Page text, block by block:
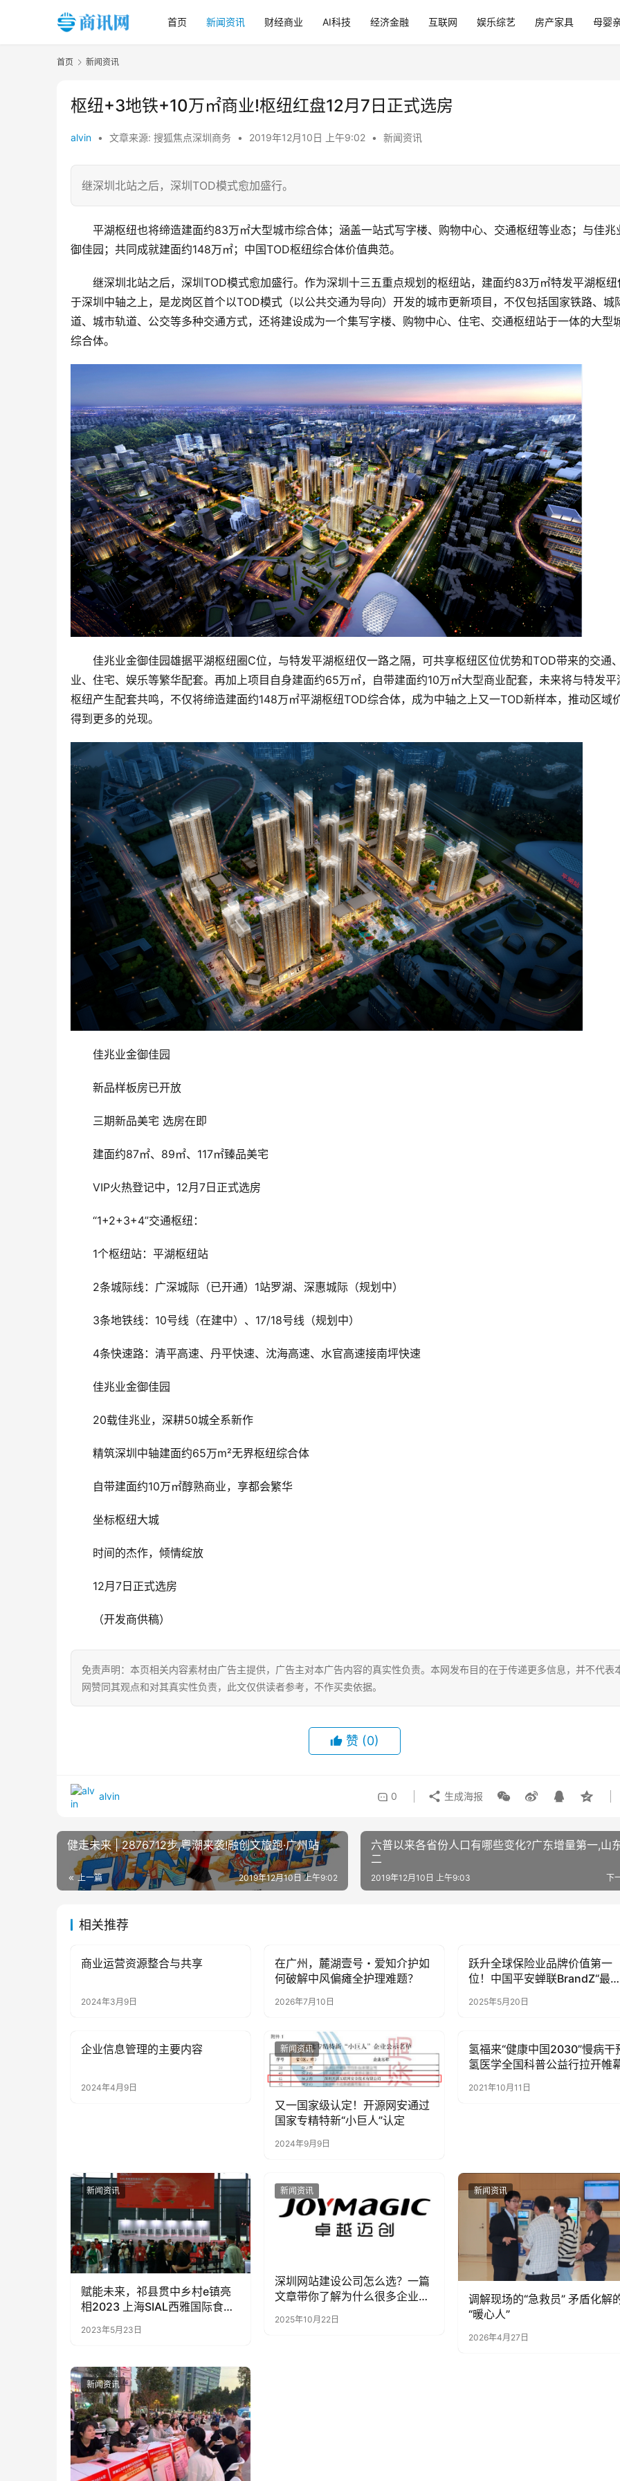
首页 新闻资讯 财经商业 AI科技 经济金融 互联网 娱乐综艺 房产家具 母婴
首页 新闻资讯
枢纽+3地铁+10万㎡商业!枢纽红盘12月7日正式选房
alvin • 文章来源: 搜狐焦点深圳商务 • 2019年12月10日 上午9:02 • 新闻资讯
继深圳北站之后，深圳TOD模式愈加盛行。
平湖枢纽也将缔造建面约83万㎡大型城市综合体；涵盖一站式写字楼、购物中心、交通枢纽等业态；与佳兆
御佳园；共同成就建面约148万㎡；中国TOD枢纽综合体价值典范。
继深圳北站之后，深圳TOD模式愈加盛行。作为深圳十三五重点规划的枢纽站，建面约83万㎡特发平湖枢纽
于深圳中轴之上，是龙岗区首个以TOD模式（以公共交通为导向）开发的城市更新项目，不仅包括国家铁路、城
道、城市轨道、公交等多种交通方式，还将建设成为一个集写字楼、购物中心、住宅、交通枢纽站于一体的大型
综合体。
佳兆业金御佳园雄据平湖枢纽圈C位，与特发平湖枢纽仅一路之隔，可共享枢纽区位优势和TOD带来的交通
业、住宅、娱乐等繁华配套。再加上项目自身建面约65万㎡，自带建面约10万㎡大型商业配套，未来将与特发平
枢纽产生配套共鸣，不仅将缔造建面约148万㎡平湖枢纽TOD综合体，成为中轴之上又一TOD新样本，推动区域
得到更多的兑现。
佳兆业金御佳园
新品样板房已开放
三期新品美宅 选房在即
建面约87㎡、89㎡、117㎡臻品美宅
VIP火热登记中，12月7日正式选房
“1+2+3+4”交通枢纽：
1个枢纽站：平湖枢纽站
2条城际线：广深城际（已开通）1站罗湖、深惠城际（规划中）
3条地铁线：10号线（在建中）、17/18号线（规划中）
4条快速路：清平高速、丹平快速、沈海高速、水官高速接南坪快速
佳兆业金御佳园
20载佳兆业，深耕50城全系新作
精筑深圳中轴建面约65万m²无界枢纽综合体
自带建面约10万㎡醇熟商业，享都会繁华
坐标枢纽大城
时间的杰作，倾情绽放
12月7日正式选房
（开发商供稿）
免责声明：本页相关内容素材由广告主提供，广告主对本广告内容的真实性负责。本网发布目的在于传递更多信息，并不代表
网赞同其观点和对其真实性负责，此文仅供读者参考，不作买卖依据。
赞 (0)
alvin 0 生成海报
健走未来 | 2876712步,粤潮来袭!融创文旅跑·广州站
上一篇 2019年12月10日 上午9:02
六普以来各省份人口有哪些变化?广东增量第一,山
二
下
2019年12月10日 上午9:03
相关推荐
新闻资讯
商业运营资源整合与共享
2024年3月9日
新闻资讯
在广州，麓湖壹号・爱知介护如
何破解中风偏瘫全护理难题？
2026年7月10日
新闻资讯
跃升全球保险业品牌价值第一
位！中国平安蝉联BrandZ“最
价值全球品牌价值百强”
2025年5月20日
新闻资讯
企业信息管理的主要内容
2024年4月9日
新闻资讯
又一国家级认定！开源网安通过
国家专精特新“小巨人”认定
2024年9月9日
新闻资讯
氢福来“健康中国2030”慢病干
氢医学全国科普公益行拉开帷
2021年10月11日
新闻资讯
赋能未来，祁县贯中乡村e镇亮
相2023 上海SIAL西雅国际食品
2023年5月23日
新闻资讯
深圳网站建设公司怎么选？一篇
文章带你了解为什么很多企业都
2025年10月22日
新闻资讯
调解现场的“急救员” 矛盾化解
“暖心人”
2026年4月27日
新闻资讯